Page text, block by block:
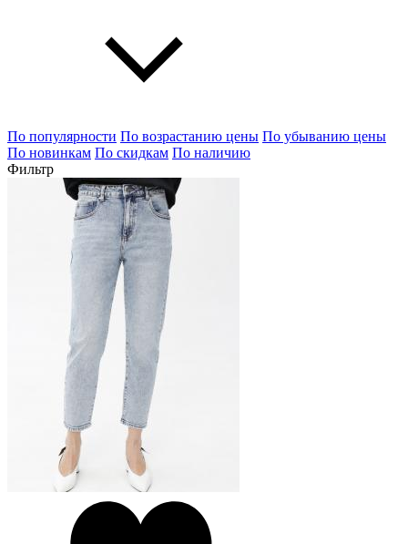
По популярности По возрастанию цены По убыванию цены
По новинкам По скидкам По наличию
Фильтр